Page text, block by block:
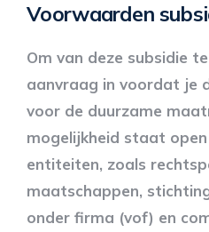
Voorwaarden
Om van deze subsidie
aanvraag in voordat je
voor de duurzame
mogelijkheid staat
entiteiten, zoals
maatschappen,
onder firma (vof) en